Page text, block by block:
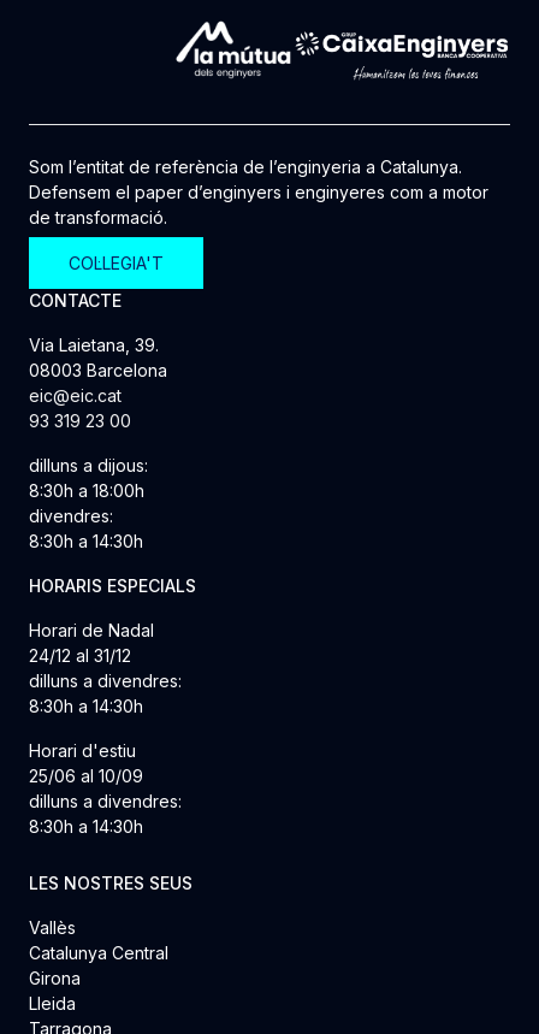
Som l’entitat de referència de l’enginyeria a Catalunya.
Defensem el paper d’enginyers i enginyeres com a motor
de transformació.
COL·LEGIA'T
CONTACTE
Via Laietana, 39.
08003 Barcelona
eic@eic.cat
93 319 23 00
dilluns a dijous:
8:30h a 18:00h
divendres:
8:30h a 14:30h
HORARIS ESPECIALS
Horari de Nadal
24/12 al 31/12
dilluns a divendres:
8:30h a 14:30h
Horari d'estiu
25/06 al 10/09
dilluns a divendres:
8:30h a 14:30h
LES NOSTRES SEUS
Vallès
Catalunya Central
Girona
Lleida
Tarragona